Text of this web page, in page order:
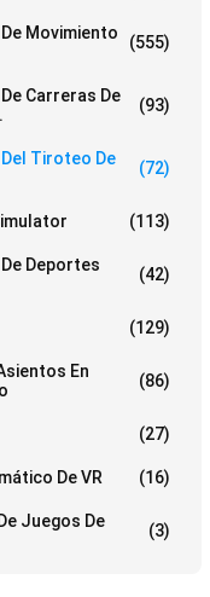
Movimiento
(555)
Carreras De
(93)
Tiroteo De
(72)
(113)
Deportes
(42)
(129)
En
(86)
(27)
De VR (16)
Juegos De
(3)